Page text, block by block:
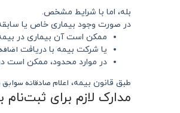
بله، اما با شرایط مشخص.
در صورت وجود بیماری خاص یا
ممکن است آن بیماری در
یا شرکت بیمه با دریافت
در موارد محدود، ممکن است
طبق قانون بیمه، اعلام صادقانه
مدارک لازم برای